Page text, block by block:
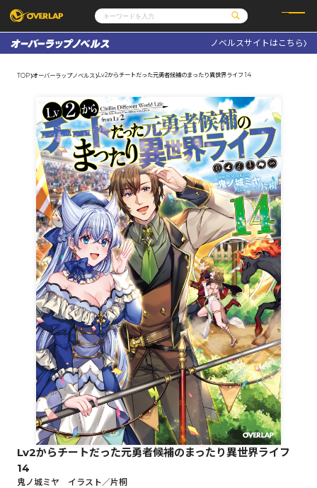
コミックガルド
コミッククリエ
文庫
ノベルス
その他
コミックエッセイ
ポケットモンスター
アニメ
ゲーム
通販・NEWS
OVERLAP STORE
オーバーラップ広報室
企業
会社概要
採用情報
アクセス
オーバーラップホールディングス
お問い合わせはこちら
オーバーラップ文庫
オーバーラップノベルス
オーバーラップノベルスf
ロサージュノベルス
コミックガルド
ノベルスサイトはこちら
TOP オーバーラップノベルス Lv2からチートだった元勇者候補のまったり異世界ライフ 14
Lv2からチートだった元勇者候補のまったり異世界ライフ
14
鬼ノ城ミヤ イラスト／片桐